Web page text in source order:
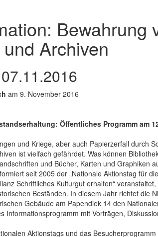
Bewahrung
Archiven
am 9. November 2016
Öffentliches Programm am
und Kriege, aber auch Papierzerfall durch
ist vielfach gefährdet. Was können
und Bücher, Karten und Graphiken
seit 2005 der „Nationale Aktionstag für
Schriftliches Kulturgut erhalten“
Beständen. In diesem Jahr richtet die
Gebäude am Papendiek 14 den
Informationsprogramm mit Vorträgen,
Aktionstags und das